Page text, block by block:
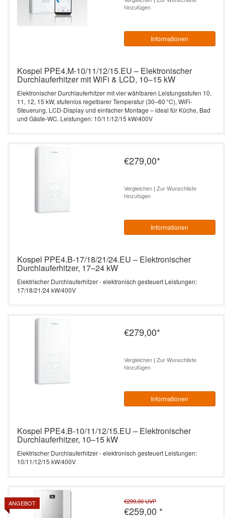
hinzufügen
Informationen
Kospel PPE4.M-10/11/12/15.EU – Elektronischer
Durchlauferhitzer mit WiFi & LCD, 10–15 kW
Elektronischer Durchlauferhitzer mit vier wählbaren Leistungsstufen 10,
11, 12, 15 kW, stufenlos regelbarer Temperatur (30–60 °C), WiFi-
Steuerung, LCD-Display und einfacher Montage – ideal für Küche, Bad
und Gäste-WC. Leistungen: 10/11/12/15 kW/400V
€279,00*
Vergleichen| Zur Wunschliste
hinzufügen
Informationen
Kospel PPE4.B-17/18/21/24.EU – Elektronischer
Durchlauferhitzer, 17–24 kW
Elektrischer Durchlauferhitzer - elektronisch gesteuert Leistungen:
17/18/21/24 kW/400V
€279,00*
Vergleichen| Zur Wunschliste
hinzufügen
Informationen
Kospel PPE4.B-10/11/12/15.EU – Elektronischer
Durchlauferhitzer, 10–15 kW
Elektrischer Durchlauferhitzer - elektronisch gesteuert Leistungen:
10/11/12/15 kW/400V
ANGEBOT €299,00UVP
€259,00 *